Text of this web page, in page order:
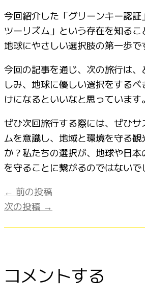
今回紹介した「グリーンキー認
ツーリズム」という存在を知る
地球にやさしい選択肢の第一歩で
今回の記事を通じ、次の旅行は
しみ、地球に優しい選択をする
けになるといいなと思っています。
ぜひ次回旅行する際には、ぜひ
ムを意識し、地域と環境を守る
か？私たちの選択が、地球や日
を守ることに繋がるのではないで
← 前の投稿
次の投稿 →
コメントする